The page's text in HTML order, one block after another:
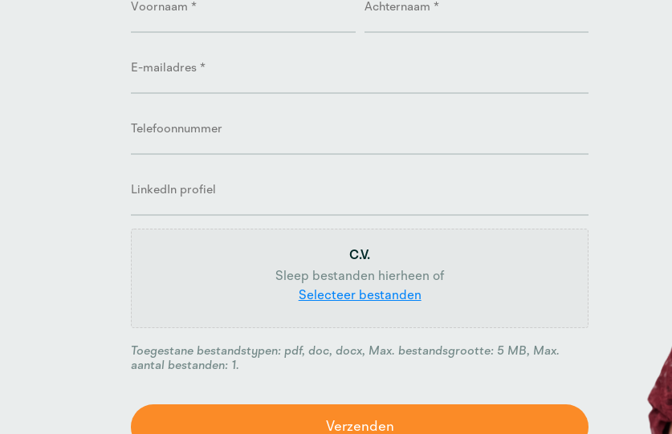
*
mailadres
profiel
C.V.
Sleep bestanden hierheen of
Selecteer bestanden
Toegestane bestandstypen: pdf, doc, docx, Max. bestandsgrootte: 5 MB, Max.
aantal bestanden: 1.